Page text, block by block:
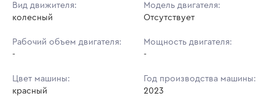
Вид движителя:
колесный
Модель двигателя:
Отсутствует
Рабочий объем двигателя:
-
Мощность двигателя:
-
Цвет машины:
красный
Год производства машины:
2023